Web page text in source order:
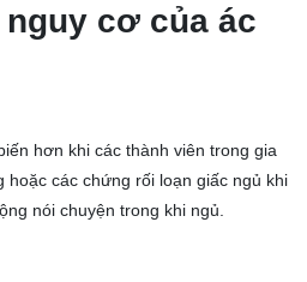
cơ của ác
hơn khi các thành viên trong gia
hoặc các chứng rối loạn giấc ngủ khi
nói chuyện trong khi ngủ.